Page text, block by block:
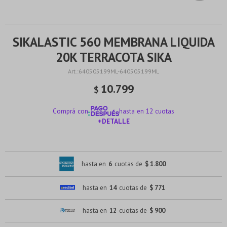
SIKALASTIC 560 MEMBRANA LIQUIDA
20K TERRACOTA SIKA
640505199ML-640505199ML
$ 10.799
Comprá con
hasta en 12 cuotas
+DETALLE
hasta en 6 cuotas de $ 1.800
hasta en 14 cuotas de $ 771
hasta en 12 cuotas de $ 900